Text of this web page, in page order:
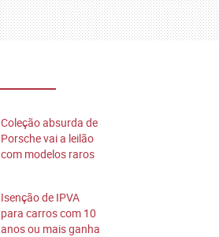
Coleção absurda de
Porsche vai a leilão
com modelos raros
Isenção de IPVA
para carros com 10
anos ou mais ganha